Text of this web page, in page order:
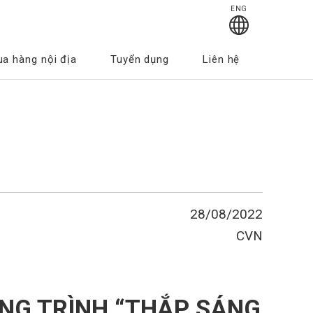
ENG
hàng nội địa Tuyển dụng Liên hệ
28/08/2022
CVN